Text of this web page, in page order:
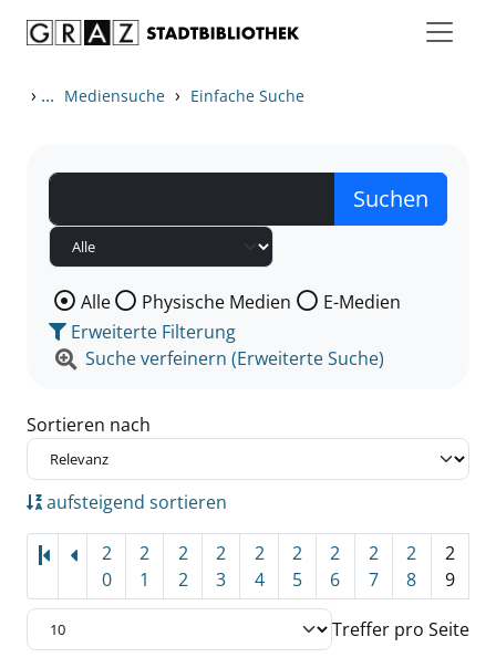
› ... Mediensuche › Einfache Suche
Wählen Sie die Medienart nach der Sie suchen wollen.
Alle Physische Medien
E-Medien
Erweiterte Filterung
Suche verfeinern (Erweiterte Suche)
Sortieren nach
aufsteigend sortieren
2
0
2
1
2
2
2
3
2
4
2
5
2
6
2
7
2
8
2
9
Treffer pro Seite